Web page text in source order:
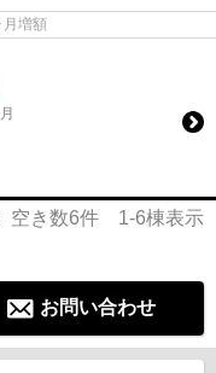
増額
空き数6件 1-6棟表示
お問い合わせ